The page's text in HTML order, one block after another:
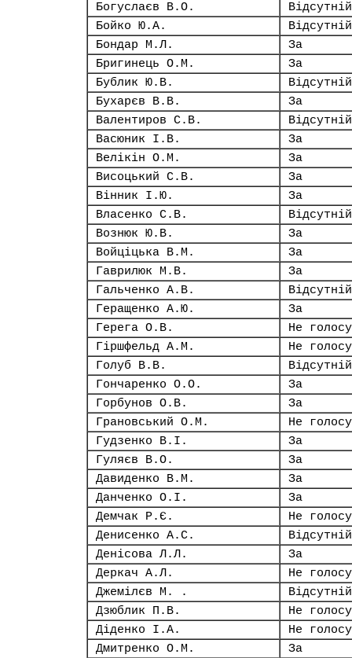
Богуслаєв В.О.
Відсутній
Бойко Ю.А.
Відсутній
Бондар М.Л.
За
Бригинець О.М.
За
Бублик Ю.В.
Відсутній
Бухарєв В.В.
За
Валентиров С.В.
Відсутній
Васюник І.В.
За
Велікін О.М.
За
Висоцький С.В.
За
Вінник І.Ю.
За
Власенко С.В.
Відсутній
Вознюк Ю.В.
За
Войціцька В.М.
За
Гаврилюк М.В.
За
Гальченко А.В.
Відсутній
Геращенко А.Ю.
За
Герега О.В.
Не
Гіршфельд А.М.
Не
Голуб В.В.
Відсутній
Гончаренко О.О.
За
Горбунов О.В.
За
Грановський О.М.
Не
Гудзенко В.І.
За
Гуляєв В.О.
За
Давиденко В.М.
За
Данченко О.І.
За
Демчак Р.Є.
Не
Денисенко А.С.
Відсутній
Денісова Л.Л.
За
Деркач А.Л.
Не
Джемілєв М. .
Відсутній
Дзюблик П.В.
Не
Діденко І.А.
Не
Дмитренко О.М.
За